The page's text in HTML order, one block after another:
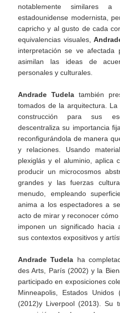
notablemente similares
estadounidense modernista,
capricho y al gusto de cada
equivalencias visuales,
interpretación se ve
asimilan las ideas de
personales y culturales.
Andrade Tudela también
tomados de la arquitectura.
construcción para sus
descentraliza su importancia
reconfigurándola de manera
y relaciones. Usando
plexiglás y el aluminio, aplica
producir un microcosmos
grandes y las fuerzas
menudo, empleando
anima a los espectadores a
acto de mirar y reconocer
imponen un significado hacia
sus contextos expositivos y
Andrade Tudela ha
des Arts, París (2002) y la
participado en exposiciones
Minneapolis, Estados Unidos
(2012)y Liverpool (2013). Su